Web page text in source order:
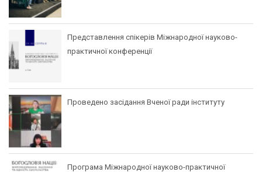
Представлення спікерів Міжнародної науково-
практичної конференції
Проведено засідання Вченої ради інституту
Програма Міжнародної науково-практичної